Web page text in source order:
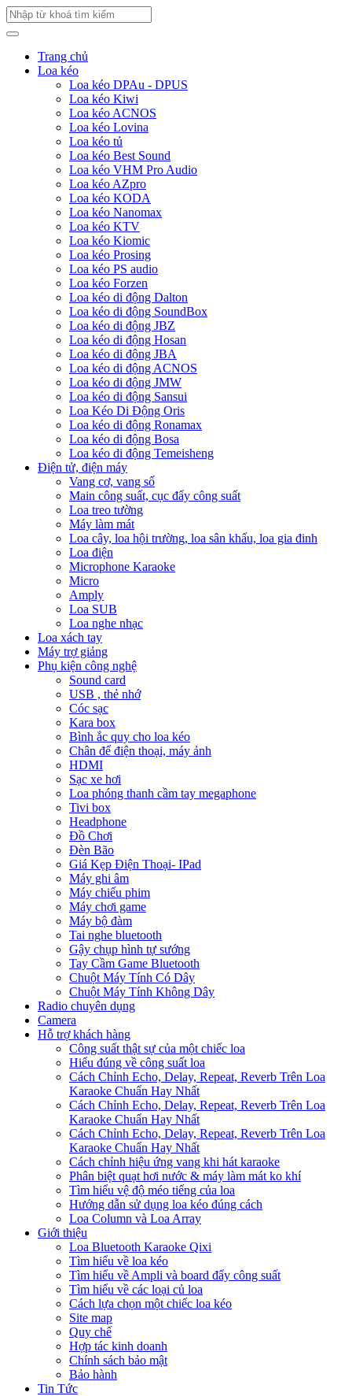
Trang chủ
Loa kéo
Loa kéo DPAu - DPUS
Loa kéo Kiwi
Loa kéo ACNOS
Loa kéo Lovina
Loa kéo tủ
Loa kéo Best Sound
Loa kéo VHM Pro Audio
Loa kéo AZpro
Loa kéo KODA
Loa kéo Nanomax
Loa kéo KTV
Loa kéo Kiomic
Loa kéo Prosing
Loa kéo PS audio
Loa kéo Forzen
Loa kéo di động Dalton
Loa kéo di động SoundBox
Loa kéo di động JBZ
Loa kéo di động Hosan
Loa kéo di động JBA
Loa kéo di động ACNOS
Loa kéo di động JMW
Loa kéo di động Sansui
Loa Kéo Di Động Oris
Loa kéo di động Ronamax
Loa kéo di động Bosa
Loa kéo di động Temeisheng
Điện tử, điện máy
Vang cơ, vang số
Main công suất, cục đẩy công suất
Loa treo tường
Máy làm mát
Loa cây, loa hội trường, loa sân khấu, loa gia đinh
Loa điện
Microphone Karaoke
Micro
Amply
Loa SUB
Loa nghe nhạc
Loa xách tay
Máy trợ giảng
Phụ kiện công nghệ
Sound card
USB , thẻ nhớ
Cóc sạc
Kara box
Bình ắc quy cho loa kéo
Chân để điện thoại, máy ảnh
HDMI
Sạc xe hơi
Loa phóng thanh cầm tay megaphone
Tivi box
Headphone
Đồ Chơi
Đèn Bão
Giá Kẹp Điện Thoại- IPad
Máy ghi âm
Máy chiếu phim
Máy chơi game
Máy bộ đàm
Tai nghe bluetooth
Gậy chụp hình tự sướng
Tay Cầm Game Bluetooth
Chuột Máy Tính Có Dây
Chuột Máy Tính Không Dây
Radio chuyên dụng
Camera
Hỗ trợ khách hàng
Công suất thật sự của một chiếc loa
Hiểu đúng về công suất loa
Cách Chỉnh Echo, Delay, Repeat, Reverb Trên Loa
Karaoke Chuẩn Hay Nhất
Cách Chỉnh Echo, Delay, Repeat, Reverb Trên Loa
Karaoke Chuẩn Hay Nhất
Cách Chỉnh Echo, Delay, Repeat, Reverb Trên Loa
Karaoke Chuẩn Hay Nhất
Cách chỉnh hiệu ứng vang khi hát karaoke
Phân biệt quạt hơi nước & máy làm mát ko khí
Tìm hiểu vệ độ méo tiếng của loa
Hướng dẫn sử dụng loa kéo đúng cách
Loa Column và Loa Array
Giới thiệu
Loa Bluetooth Karaoke Qixi
Tìm hiểu về loa kéo
Tìm hiểu về Ampli và board đẩy công suất
Tìm hiểu về các loại củ loa
Cách lựa chọn một chiếc loa kéo
Site map
Quy chế
Hợp tác kinh doanh
Chính sách bảo mật
Bảo hành
Tin Tức